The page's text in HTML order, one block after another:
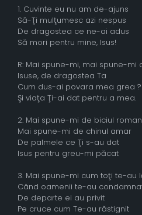
1. Cuvinte eu nu am de-ajuns
Să-Ţi mulţumesc azi nespus
De dragostea ce ne-ai adus
Să mori pentru mine, Isus!
R: Mai spune-mi, mai spune-mi
Isuse, de dragostea Ta
Cum dus-ai povara mea grea ?
Şi viaţa Ţi-ai dat pentru a mea.
2. Mai spune-mi de biciul roman
Mai spune-mi de chinul amar
De palmele ce Ţi s-au dat
Isus pentru greu-mi păcat
3. Mai spune-mi cum toţi te-au
Când oamenii te-au
De departe ei au privit
Pe cruce cum Te-au răstignit